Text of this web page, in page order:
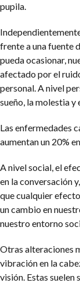
pupila.
frente a una fuente
pueda ocasionar,
afectado por el
personal. A nivel
sueño, la molestia
Las enfermedades
aumentan un 20%
A nivel social, el
en la conversación
que cualquier
un cambio en
nuestro entorno
Otras alteraciones
vibración en la
visión. Estas suelen